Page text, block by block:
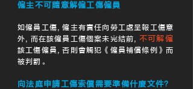
僱主不可隨意解僱工傷僱員
如僱員工傷, 僱主有責任向勞工處呈報工傷意
外, 而在該僱員工傷個案未完結前, 不可解僱
該工傷僱員, 否則會觸犯《僱員補償條例》而
被判罰。
向法庭申請工傷索償需要準備什麼文件？